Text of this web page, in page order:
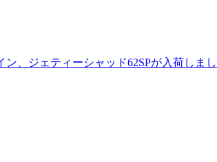
、ジェティーシャッド62SPが入荷しまし